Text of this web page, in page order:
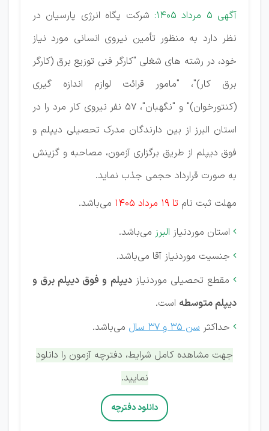
آگهی 5 مرداد 1405:
شركت پگاه انرژی پارسیان در
نظر دارد به منظور تأمین نیروی انسانی مورد نیاز
خود، در رشته های شغلی "كارگر فنی توزیع برق (كارگر
برق كار)"، "مامور قرائت لوازم اندازه گیری
(كنتورخوان)" و "نگهبان"، 57 نفر نیروی كار مرد را در
استان البرز از بین دارندگان مدرک تحصیلی دیپلم و
فوق دیپلم از طریق برگزاری آزمون، مصاحبه و گزینش
به صورت قرارداد حجمی جذب نماید.
مهلت ثبت نام تا 19 مرداد 1405 می‌باشد.
 استان موردنیاز البرز می‌باشد.
 جنسیت موردنیاز آقا می‌باشد.
مقطع تحصیلی موردنیازدیپلم و فوق دیپلم برق و
دیپلم متوسطه است.
 حداکثر سن 35 و 37 سال
می‌باشد.
جهت مشاهده کامل شرایط، دفترچه آزمون را دانلود
نمایید.
دانلود دفترچه